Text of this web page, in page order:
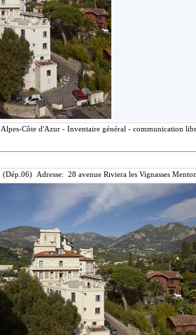
Côte d'Azur - Inventaire général - communication
Adresse: 28 avenue Riviera les Vignasses